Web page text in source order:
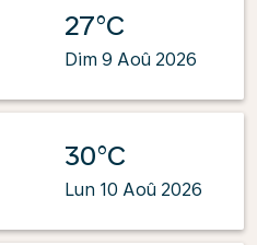
27°C
Dim 9 Aoû 2026
30°C
Lun 10 Aoû 2026